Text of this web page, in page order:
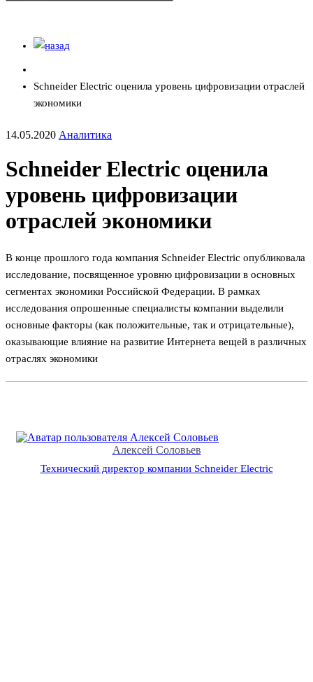
Schneider Electric оценила уровень цифровизации отраслей
экономики
14.05.2020 Аналитика
Schneider Electric оценила
уровень цифровизации
отраслей экономики
В конце прошлого года компания Schneider Electric опубликовала
исследование, посвященное уровню цифровизации в основных
сегментах экономики Российской Федерации. В рамках
исследования опрошенные специалисты компании выделили
основные факторы (как положительные, так и отрицательные),
оказывающие влияние на развитие Интернета вещей в различных
отраслях экономики
Алексей Соловьев
Технический директор компании Schneider Electric